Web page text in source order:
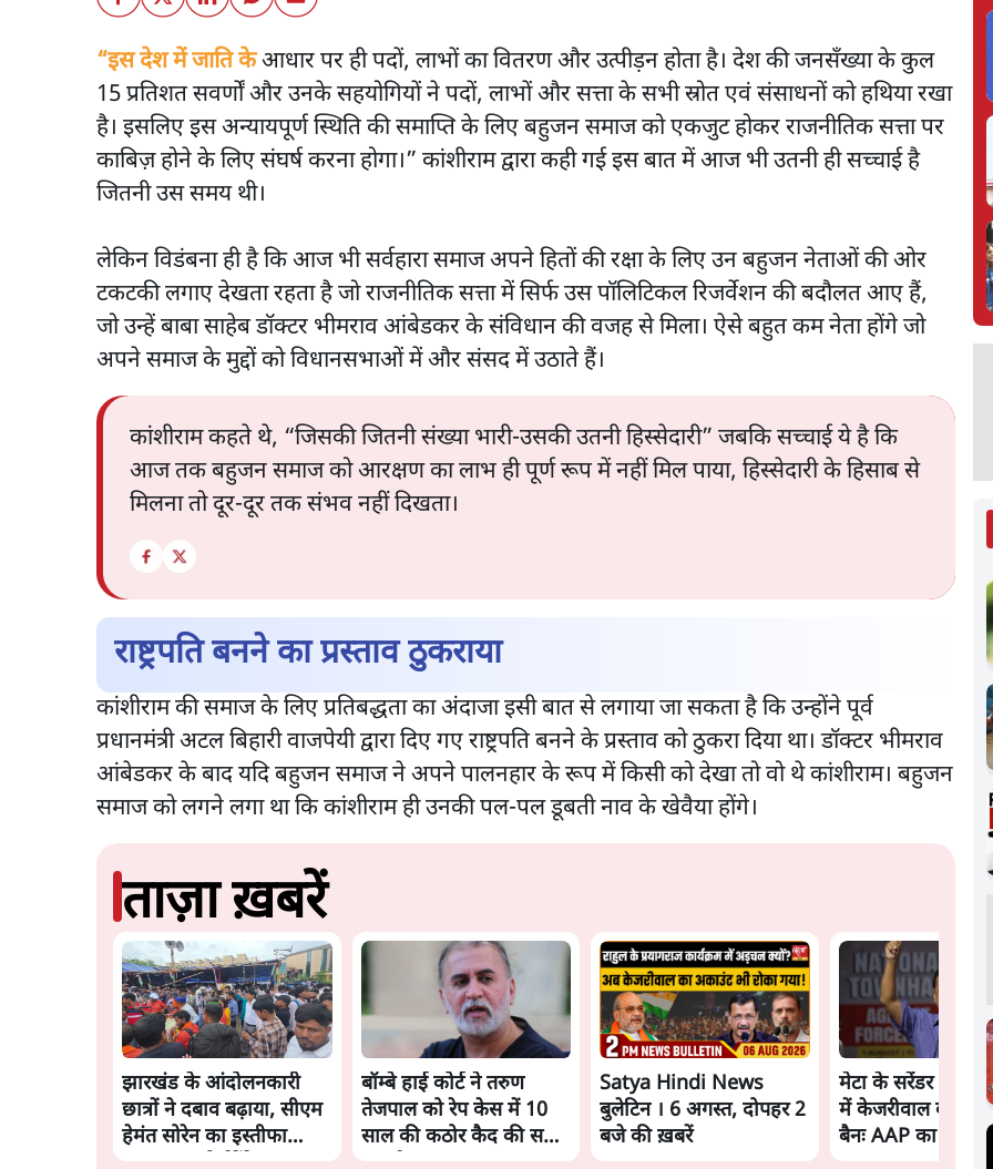
“इस देश में जाति केआधार पर ही पदों, लाभों का वितरण और उत्पीड़न होता है। देश की जनसँख्या के कुल
15 प्रतिशत सवर्णों और उनके सहयोगियों ने पदों, लाभों और सत्ता के सभी स्रोत एवं संसाधनों को हथिया रखा
है। इसलिए इस अन्यायपूर्ण स्थिति की समाप्ति के लिए बहुजन समाज को एकजुट होकर राजनीतिक सत्ता पर
काबिज़ होने के लिए संघर्ष करना होगा।” कांशीराम द्वारा कही गई इस बात में आज भी उतनी ही सच्चाई है
जितनी उस समय थी।
लेकिन विडंबना ही है कि आज भी सर्वहारा समाज अपने हितों की रक्षा के लिए उन बहुजन नेताओं की ओर
टकटकी लगाए देखता रहता है जो राजनीतिक सत्ता में सिर्फ उस पॉलिटिकल रिजर्वेशन की बदौलत आए हैं,
जो उन्हें बाबा साहेब डॉक्टर भीमराव आंबेडकर के संविधान की वजह से मिला। ऐसे बहुत कम नेता होंगे जो
अपने समाज के मुद्दों को विधानसभाओं में और संसद में उठाते हैं।
कांशीराम कहते थे, “जिसकी जितनी संख्या भारी-उसकी उतनी हिस्सेदारी” जबकि सच्चाई ये है कि
आज तक बहुजन समाज को आरक्षण का लाभ ही पूर्ण रूप में नहीं मिल पाया, हिस्सेदारी के हिसाब से
मिलना तो दूर-दूर तक संभव नहीं दिखता।
राष्ट्रपति बनने का प्रस्ताव ठुकराया
कांशीराम की समाज के लिए प्रतिबद्धता का अंदाजा इसी बात से लगाया जा सकता है कि उन्होंने पूर्व
प्रधानमंत्री अटल बिहारी वाजपेयी द्वारा दिए गए राष्ट्रपति बनने के प्रस्ताव को ठुकरा दिया था। डॉक्टर भीमराव
आंबेडकर के बाद यदि बहुजन समाज ने अपने पालनहार के रूप में किसी को देखा तो वो थे कांशीराम। बहुजन
समाज को लगने लगा था कि कांशीराम ही उनकी पल-पल डूबती नाव के खेवैया होंगे।
ताज़ा ख़बरें
झारखंड के आंदोलनकारी
छात्रों ने दबाव बढ़ाया, सीएम
हेमंत सोरेन का इस्तीफा
बॉम्बे हाई कोर्ट ने तरुण
तेजपाल को रेप केस में 10
साल की कठोर कैद की सज़ा
Satya Hindi News
बुलेटिन । 6 अगस्त, दोपहर 2
बजे की ख़बरें
मेटा के सरेंडर के बाद
में केजरीवाल का
बैनः AAP का आरोप